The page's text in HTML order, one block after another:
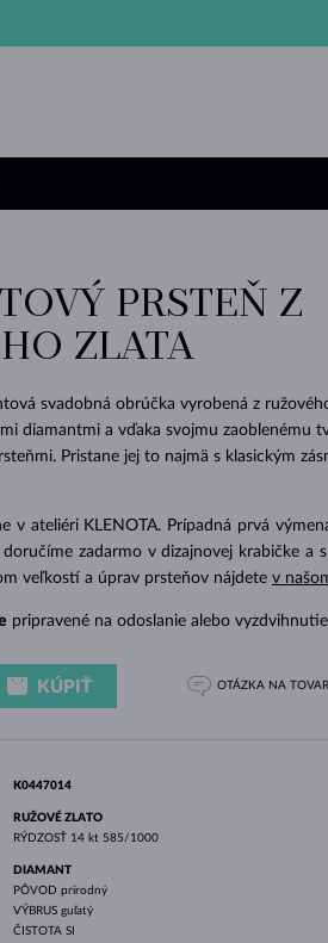
VÝNIMOČNÝ
POZRIEŤ
LÁSKA
POZRIEŤ
ŽLTÉ ZLATO
RUŽOVÉ ZLATO
KRÁSOU
POZRIEŤ
TANZANITY
TOPÁSY
TURMALÍNY
VLTAVÍNY
BIELE ZLATO
KRÁSNE
POZRIEŤ
TURMALÍNY
VLTAVÍNY
MINERÁLY
PERLOVÉ PRÍVESKY
RUŽOVÉ ZLATO
PRÍVESKY
POZRIEŤ
NÁRAMKY
POZRIEŤ
ELEGANCIA
POZRIEŤ
ZAFÍRY
SMARAGDY
VLTAVÍNY
MINERÁLY
BIELE ZLATO
ŠPERKY
POZRIEŤ
KRÁSU
POZRIEŤ
KOLEKCIE
POZRIEŤ
PRSTEŇ Z
ZLATA
svadobná obrúčka vyrobená z
diamantmi a vďaka svojmu zaoblenému
Pristane jej to najmä s klasickým
v ateliéri KLENOTA. Prípadná prvá
doručíme zadarmo v dizajnovej krabičke a
veľkostí a úprav prsteňov nájdete v
pripravené na odoslanie alebo
KÚPIŤ OTÁZKA NA TOVAR
K0447014
RUŽOVÉ ZLATO
RÝDZOSŤ 14 kt 585/1000
DIAMANT
PÔVOD prírodný
VÝBRUS guľatý
ČISTOTA SI